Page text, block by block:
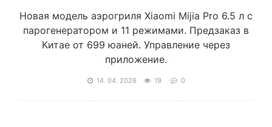
Новая модель аэрогриля Xiaomi Mijia Pro 6.5 л с
парогенератором и 11 режимами. Предзаказ в
Китае от 699 юаней. Управление через
приложение.
14. 04. 2026 19 0